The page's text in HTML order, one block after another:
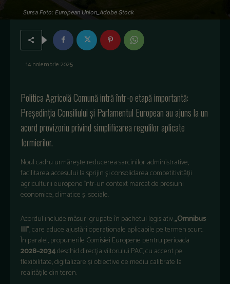
Sursa Foto: European Union_Adobe Stock
14 noiembrie 2025
Politica Agricolă Comună intră într-o etapă importantă:
Președinția Consiliului și Parlamentul European au ajuns la un
acord provizoriu privind simplificarea regulilor aplicate
fermierilor.
Noul cadru urmărește reducerea sarcinilor administrative,
facilitarea accesului la sprijin și consolidarea competitivității
agriculturii europene într-un context marcat de presiuni
economice, climatice și sociale.
Acordul include măsuri grupate în pachetul legislativ„Omnibus
III”, care aduce ajustări operaționale aplicabile pe termen scurt.
În paralel, propunerile Comisiei Europene pentru perioada
2028–2034deschid direcția viitorului PAC, cu accent pe
flexibilitate, digitalizare și obiective de mediu calibrate la
realitățile din teren.